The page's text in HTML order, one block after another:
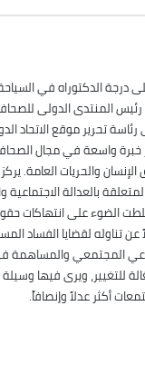
درجة الدكتوراه في
المنتدى الدولى
تحرير موقع الاتحاد
خبرة واسعة في مجال
والحريات العامة.
بالعدالة
الضوء على انتهاكات
تناوله لقضايا الفساد
المجتمعي والمساهمة
للتغيير، ويرى فيها
أكثر عدلاً وإنصافاً.